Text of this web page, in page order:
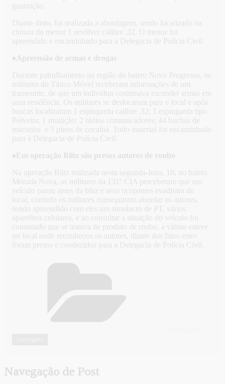
guarnição.
Diante disto, foi realizada a abordagem, sendo localizado na
cintura do menor 1 revólver calibre .32. O menor foi
apreendido e encaminhado para a Delegacia de Polícia Civil.
♦Apreensão de armas e drogas
Durante patrulhamento na região do bairro Novo Progresso, os
militares do Tático Móvel receberam informações de um
transeunte, de que um indivíduo costumava esconder armas em
uma residência. Os militares se deslocaram para o local e após
buscas localizaram 1 espingarda calibre .32; 1 espingarda tipo
Polveira; 1 munição; 2 rádios comunicadores; 44 buchas de
maconha e 5 pinos de cocaína. Todo material foi encaminhado
para à Delegacia de Polícia Civil.
♦Em operação Blitz são presos autores de roubo
Na operação Blitz realizada nesta segunda-feira, 10, no bairro
Morada Nova, os militares da 131º CIA perceberam que um
veículo parou antes da blitz e seus ocupantes evadiram do
local, contudo os militares conseguiram abordar os autores,
sendo apreendido com eles um simulacro de PT, vários
aparelhos celulares, e ao consultar a situação do veículo foi
constatado que se tratava de produto de roubo, a vítima esteve
no local onde reconheceu os autores, diante dos fatos estes
foram presos e conduzidos para a Delegacia de Polícia Civil.
Navegação de Post